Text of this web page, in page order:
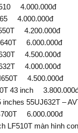
4.000.000đ
4.000.000đ
4.200.000đ
6.000.000đ
4.500.000đ
4.000.000đ
4.500.000đ
43 inch
55UJ632T –
6.000.000đ
màn hình